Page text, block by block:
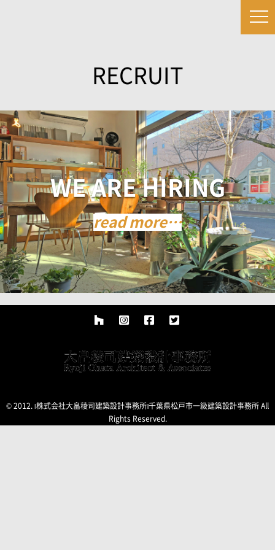
RECRUIT
WE ARE HIRING
read more…
© 2012. ‖株式会社大畠稜司建築設計事務所‖千葉県松戸市一級建築設計事務所 All
Rights Reserved.